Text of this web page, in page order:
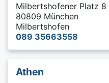
Milbertshofener Platz 8
80809 München
Milbertshofen
089 35663558
Athen